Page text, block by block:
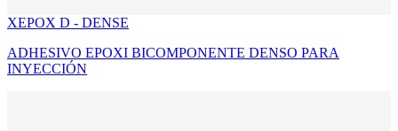
XEPOX D - DENSE
ADHESIVO EPOXI BICOMPONENTE DENSO PARA
INYECCIÓN